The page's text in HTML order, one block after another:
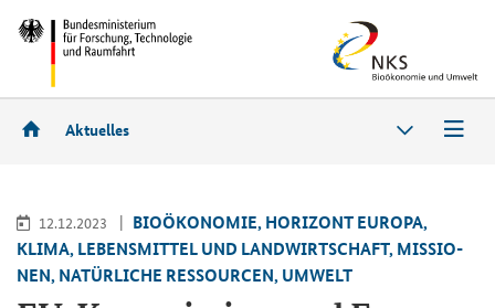
Aktuelles
12.12.2023
BIO­ÖKO­NO­MIE, HO­RI­ZONT EU­RO­PA,
KLIMA, LE­BENS­MIT­TEL UND LAND­WIRT­SCHAFT, MIS­SIO­
NEN, NA­TÜR­LI­CHE RES­SOUR­CEN, UM­WELT